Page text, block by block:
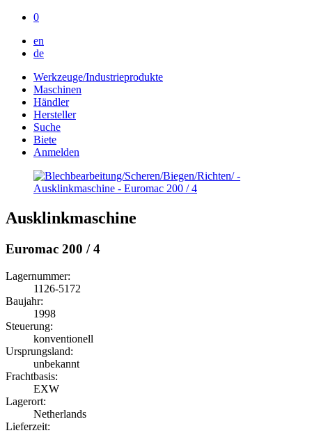
0
en
de
Werkzeuge/Industrieprodukte
Maschinen
Händler
Hersteller
Suche
Biete
Anmelden
Ausklinkmaschine
Euromac 200 / 4
Lagernummer:
1126-5172
Baujahr:
1998
Steuerung:
konventionell
Ursprungsland:
unbekannt
Frachtbasis:
EXW
Lagerort:
Netherlands
Lieferzeit: